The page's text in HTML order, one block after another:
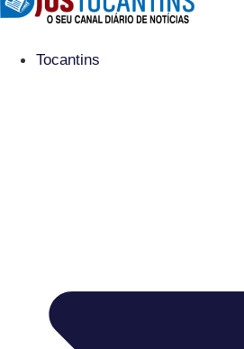
Tocantins